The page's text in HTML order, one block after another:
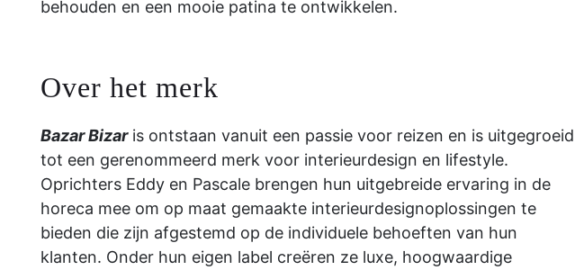
behouden en een mooie patina te ontwikkelen.
Over het merk
Bazar Bizaris ontstaan ​​vanuit een passie voor reizen en is uitgegroeid
tot een gerenommeerd merk voor interieurdesign en lifestyle.
Oprichters Eddy en Pascale brengen hun uitgebreide ervaring in de
horeca mee om op maat gemaakte interieurdesignoplossingen te
bieden die zijn afgestemd op de individuele behoeften van hun
klanten. Onder hun eigen label creëren ze luxe, hoogwaardige